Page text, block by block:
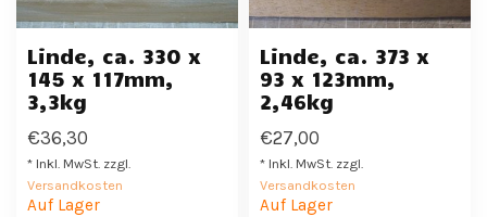
Linde, ca. 330 x
145 x 117mm,
3,3kg
€36,30
* Inkl. MwSt. zzgl.
Versandkosten
Auf Lager
Linde, ca. 373 x
93 x 123mm,
2,46kg
€27,00
* Inkl. MwSt. zzgl.
Versandkosten
Auf Lager